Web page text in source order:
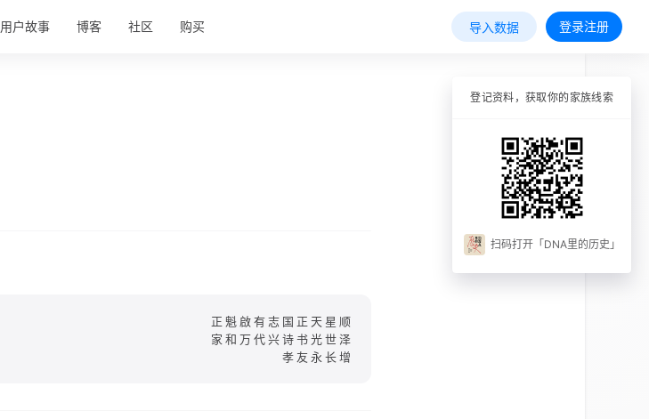
用户故事 博客 社区 购买 导入数据 登录注册
正魁啟有志国正天星顺
家和万代兴诗书光世泽
孝友永长增
登记资料，获取你的家族线索
扫码打开「DNA里的历史」